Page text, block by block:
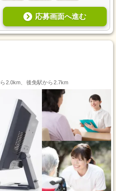
応募画面へ進む
2.0km、後免駅から2.7km